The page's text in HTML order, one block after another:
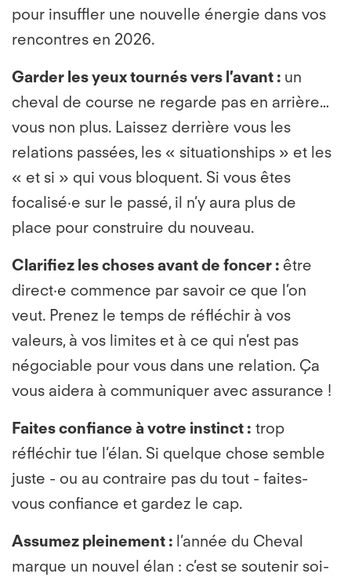
pour insuffler une nouvelle énergie dans vos
rencontres en 2026.
Garder les yeux tournés vers l’avant : un
cheval de course ne regarde pas en arrière…
vous non plus. Laissez derrière vous les
relations passées, les « situationships » et les
« et si » qui vous bloquent. Si vous êtes
focalisé·e sur le passé, il n’y aura plus de
place pour construire du nouveau.
Clarifiez les choses avant de foncer : être
direct·e commence par savoir ce que l’on
veut. Prenez le temps de réfléchir à vos
valeurs, à vos limites et à ce qui n’est pas
négociable pour vous dans une relation. Ça
vous aidera à communiquer avec assurance !
Faites confiance à votre instinct : trop
réfléchir tue l’élan. Si quelque chose semble
juste - ou au contraire pas du tout - faites-
vous confiance et gardez le cap.
Assumez pleinement : l’année du Cheval
marque un nouvel élan : c’est se soutenir soi-